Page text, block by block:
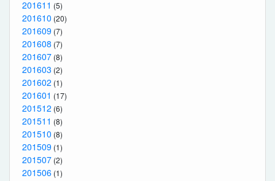
201611 (5)
201610 (20)
201609 (7)
201608 (7)
201607 (8)
201603 (2)
201602 (1)
201601 (17)
201512 (6)
201511 (8)
201510 (8)
201509 (1)
201507 (2)
201506 (1)